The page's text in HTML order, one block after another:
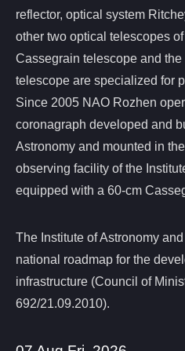
reflector, optical system
other two optical telescopes
Cassegrain telescope and
telescope are specialized for
Since 2005 NAO Rozhen
coronagraph developed and
Astronomy and mounted in
observing facility of the
equipped with a 60-cm
The Institute of Astronomy
national roadmap for the
infrastructure (Council of
692/21.09.2010).